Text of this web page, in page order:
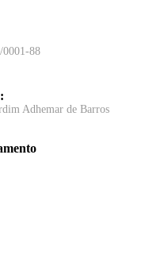
0001-88
:
Adhemar de Barros